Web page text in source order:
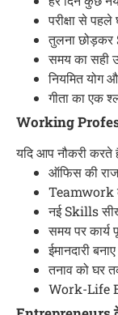
परीक्षा से पहले
तुलना
समय का सही
नियमित योग
गीता का एक
Working
यदि आप नौकरी करते
ऑफिस की
Teamwork
नई Skills
समय पर कार्य
ईमानदारी
तनाव को घर
Work-Life